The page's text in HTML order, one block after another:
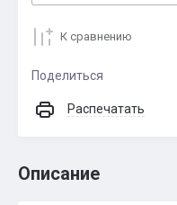
К сравнению
Поделиться
Распечатать
Описание